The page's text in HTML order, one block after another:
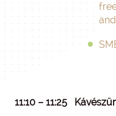
11:10 – 11:25